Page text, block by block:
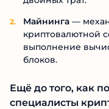
Майнинга —
криптовалютной
выполнение
блоков.
Ещё до того, как
специалисты